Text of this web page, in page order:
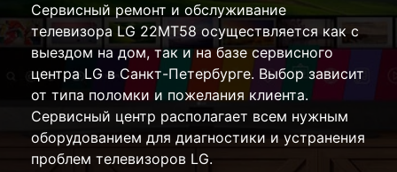
Сервисный ремонт и обслуживание
телевизора LG 22MT58 осуществляется как с
выездом на дом, так и на базе сервисного
центра LG в Санкт-Петербурге. Выбор зависит
от типа поломки и пожелания клиента.
Сервисный центр располагает всем нужным
оборудованием для диагностики и устранения
проблем телевизоров LG.